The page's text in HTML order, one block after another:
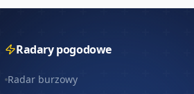
Radary pogodowe
Radar burzowy